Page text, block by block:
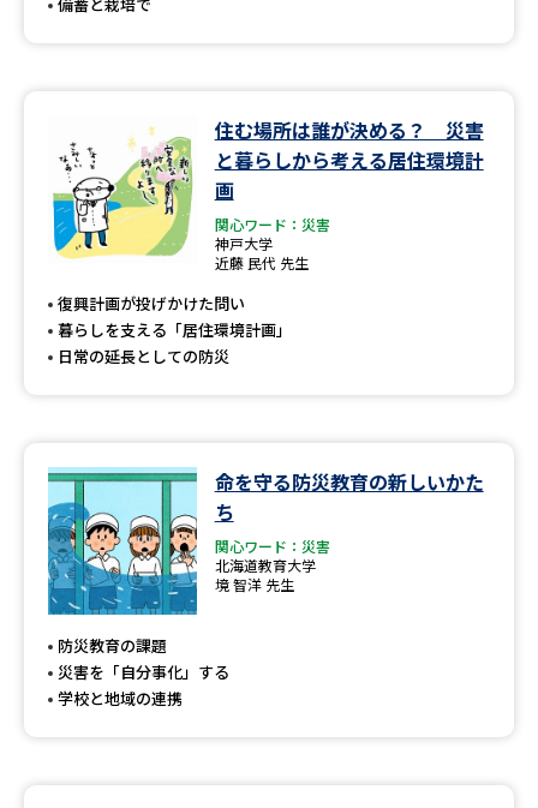
住む場所は誰が決める？ 災害
と暮らしから考える居住環境計
画
関心ワード：災害
神戸大学
近藤 民代 先生
復興計画が投げかけた問い
暮らしを支える「居住環境計画」
日常の延長としての防災
命を守る防災教育の新しいかた
ち
関心ワード：災害
北海道教育大学
境 智洋 先生
防災教育の課題
災害を「自分事化」する
学校と地域の連携